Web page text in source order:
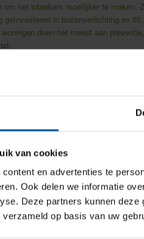
van cookies
en advertenties te
Ook delen we informatie
Deze partners kunnen
op basis van uw
het inbrekers moeilijker te maken.
in buitenverlichting en
doen het meest aan
dit onderwerp te vertellen heeft.
Laat het ons weten; wij